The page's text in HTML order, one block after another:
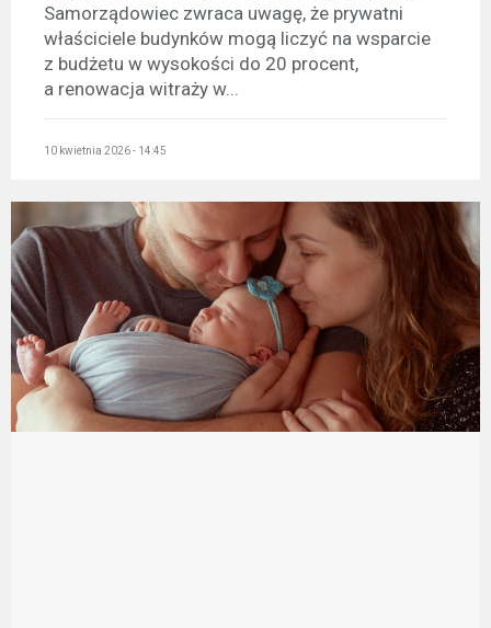
Samorządowiec zwraca uwagę, że prywatni
właściciele budynków mogą liczyć na wsparcie
z budżetu w wysokości do 20 procent,
a renowacja witraży w...
10 kwietnia 2026 - 14:45